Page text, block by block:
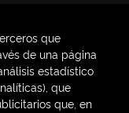
que
de una página
estadístico
que
que, en